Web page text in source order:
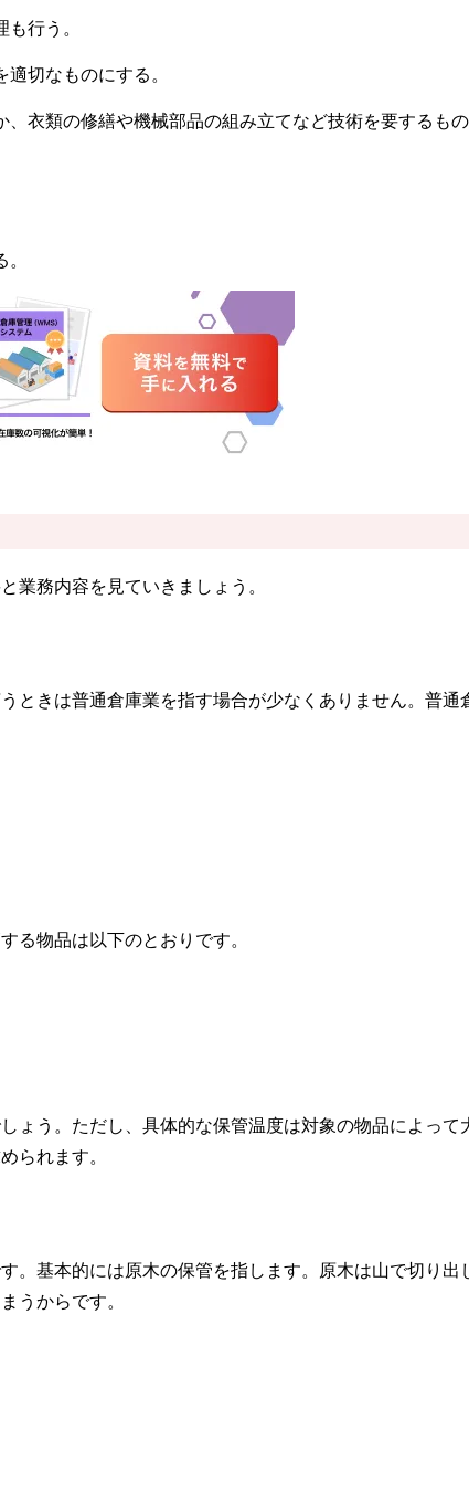
行う。
切なものにする。
衣類の修繕や機械部品の組み立てなど技術を要するも
業務内容を見ていきましょう。
ときは普通倉庫業を指す場合が少なくありません。普
る物品は以下のとおりです。
ょう。ただし、具体的な保管温度は対象の物品によっ
られます。
。基本的には原木の保管を指します。原木は山で切り
うからです。